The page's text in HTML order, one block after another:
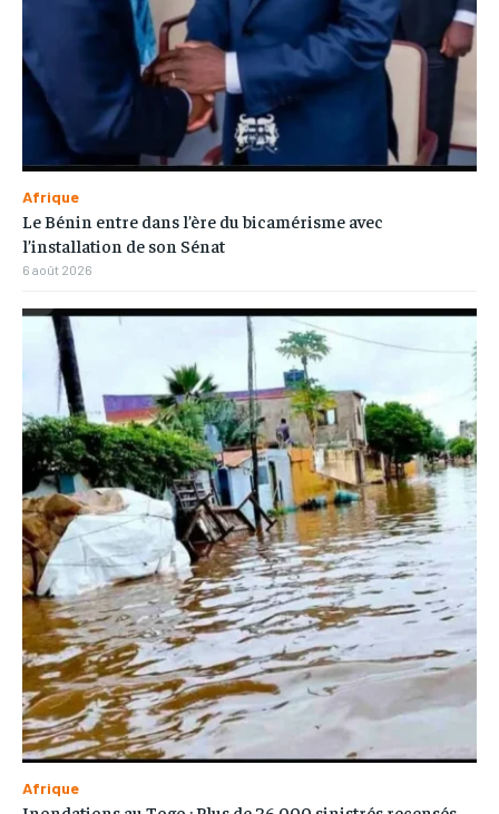
Afrique
Le Bénin entre dans l’ère du bicamérisme avec
l’installation de son Sénat
6 août 2026
Afrique